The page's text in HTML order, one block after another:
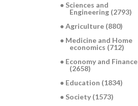
● Sciences and
Engineering (2793)
● Agriculture (880)
● Medicine and Home
economics (712)
● Economy and Finance
(2658)
● Education (1834)
● Society (1573)